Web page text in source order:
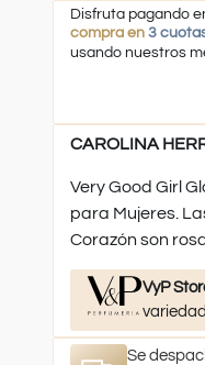
Disfruta pagando
compra en 3
usando nuestros
CAROLINA
Very Good Girl
para Mujeres.
Corazón son
VyP
Se